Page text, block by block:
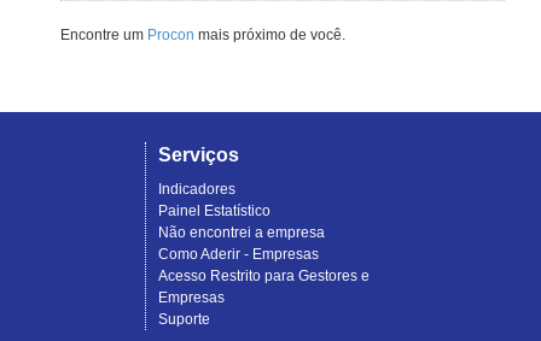
Encontre um Procon mais próximo de você.
Serviços
Indicadores
Painel Estatístico
Não encontrei a empresa
Como Aderir - Empresas
Acesso Restrito para Gestores e
Empresas
Suporte